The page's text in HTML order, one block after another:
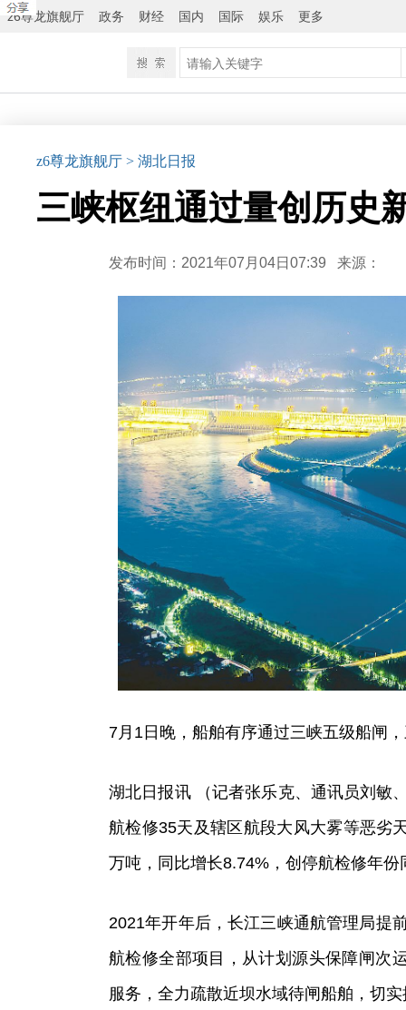
z6尊龙旗舰厅 政务 财经 国内 国际 娱乐 更多
z6尊龙旗舰厅 > 湖北日报
三峡枢纽通过量创历史
发布时间：2021年07月04日07:39 来源：
7月1日晚，船舶有序通过三峡五级船闸
湖北日报讯 （记者张乐克、通讯员刘敏
航检修35天及辖区航段大风大雾等恶劣
万吨，同比增长8.74%，创停航检修年
2021年开年后，长江三峡通航管理局提
航检修全部项目，从计划源头保障闸次
服务，全力疏散近坝水域待闸船舶，切